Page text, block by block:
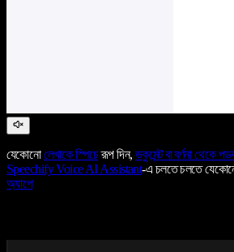
যেকোনোলেখাকে স্পিচেরূপ দিন, ডকুমেন্ট বা বর্ণনা থেকে
Speechify Voice AI Assistant-এ চলতে চলতে
অ্যাপে